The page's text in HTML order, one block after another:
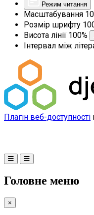
Режим читання
Масштабування
Розмір шрифту
Висота лінії 100%
Інтервал між
Плагін веб-доступності
Головне меню
×